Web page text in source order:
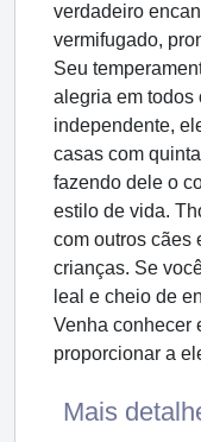
verdadeiro
vermifugado,
Seu
alegria em todos
independente,
casas com
fazendo dele o
estilo de vida.
com outros cães
crianças. Se
leal e cheio de
Venha conhecer
proporcionar a
Mais